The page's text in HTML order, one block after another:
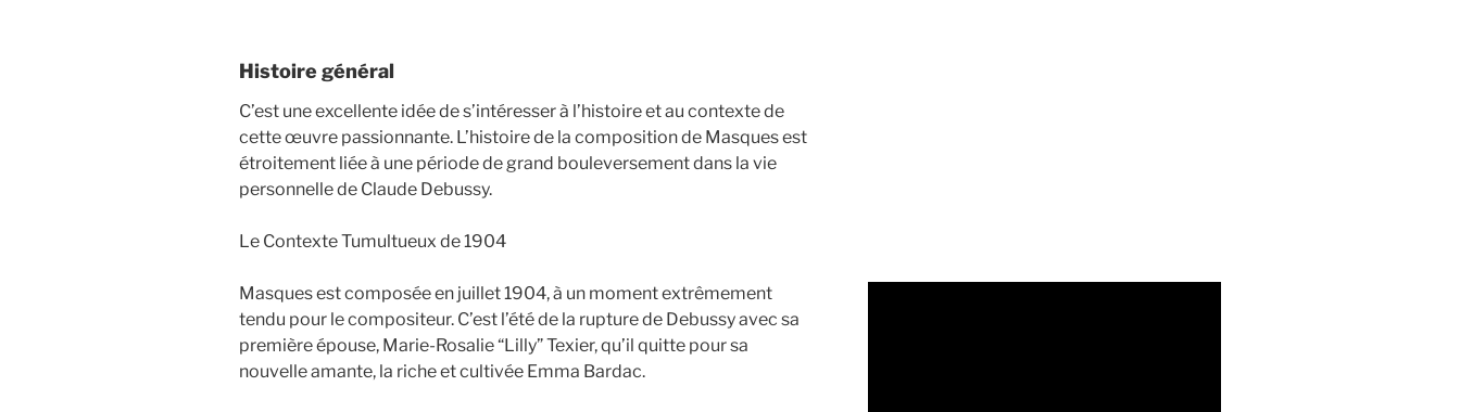
Histoire général
C’est une excellente idée de s’intéresser à l’histoire et au contexte de
cette œuvre passionnante. L’histoire de la composition de Masques est
étroitement liée à une période de grand bouleversement dans la vie
personnelle de Claude Debussy.
Le Contexte Tumultueux de 1904
Masques est composée en juillet 1904, à un moment extrêmement
tendu pour le compositeur. C’est l’été de la rupture de Debussy avec sa
première épouse, Marie-Rosalie “Lilly” Texier, qu’il quitte pour sa
nouvelle amante, la riche et cultivée Emma Bardac.